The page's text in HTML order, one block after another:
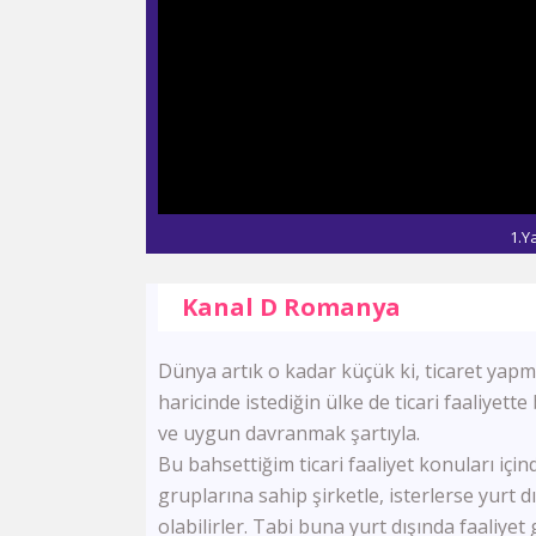
Kanal D Romanya
Dünya artık o kadar küçük ki, ticaret
haricinde istediğin ülke de ticari
ve uygun davranmak şartıyla.
Bu bahsettiğim ticari faaliyet konuları
gruplarına sahip şirketle, isterlerse yurt
olabilirler. Tabi buna yurt dışında